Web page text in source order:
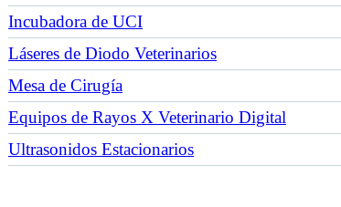
Incubadora de UCI
Láseres de Diodo Veterinarios
Mesa de Cirugía
Equipos de Rayos X Veterinario Digital
Ultrasonidos Estacionarios